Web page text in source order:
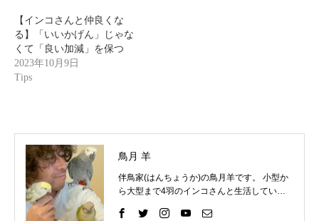
【インコさんと仲良くな
る】「いいかげん」じゃな
くて「良い加減」を保つ
2023年10月9日
Tips
鳥月 羊
伴鳥家(はんちょうか)の鳥月羊です。 小型か
ら大型まで4羽のインコさんと生活していま
困りごとを経験してきました。 そしてそれを